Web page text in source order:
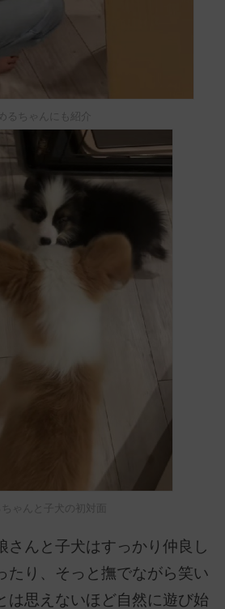
るちゃんにも紹介
ゃんと子犬の初対面
さんと子犬はすっかり仲良し
たり、そっと撫でながら笑い
は思えないほど自然に遊び始